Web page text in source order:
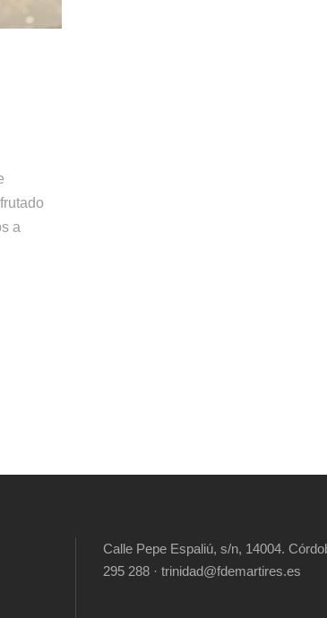
a
Calle Pepe Espaliú, s/n, 14004.
295 288 · trinidad@fdemartires.es